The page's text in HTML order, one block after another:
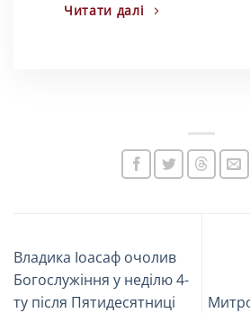
Читати далі
Владика Іоасаф очолив
Богослужіння у неділю 4-
ту після Пятидесятниці